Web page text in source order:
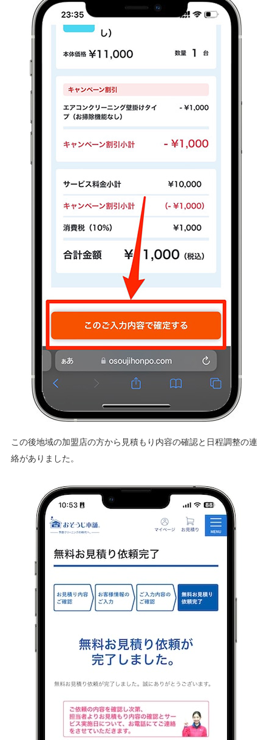
この後地域の加盟店の方から見積もり内容の確認と日程調整の連
絡がありました。